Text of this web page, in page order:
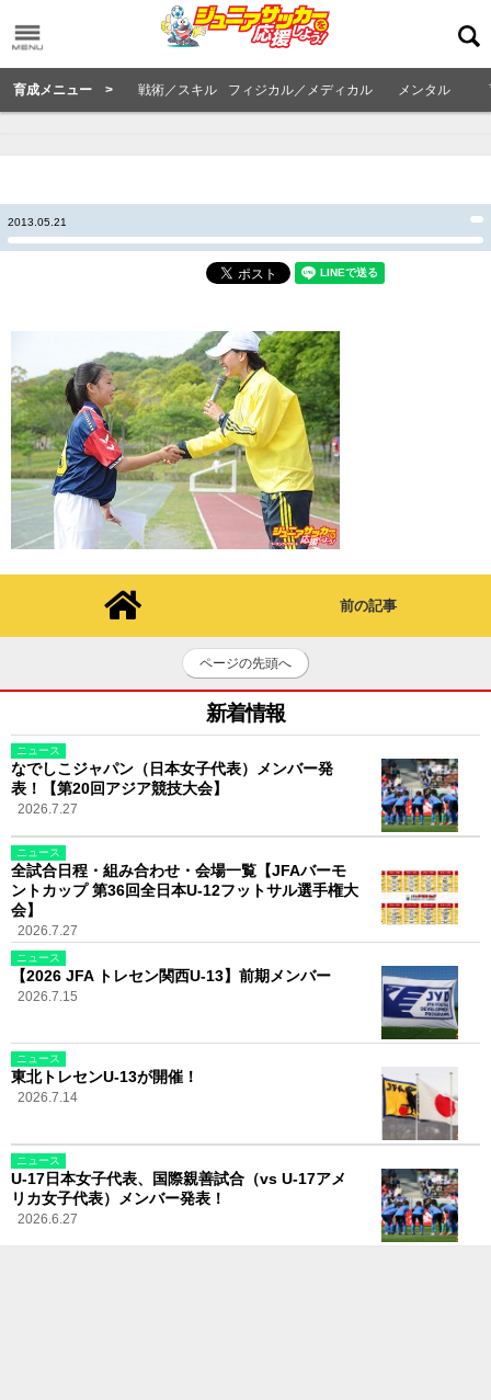
育成メニュー > 戦術／スキル フィジカル／メディカル メンタル
2013.05.21
前の記事
ページの先頭へ
新着情報
ニュース
なでしこジャパン（日本女子代表）メンバー発
表！【第20回アジア競技大会】
2026.7.27
ニュース
全試合日程・組み合わせ・会場一覧【JFAバーモ
ントカップ 第36回全日本U-12フットサル選手権大
会】
2026.7.27
ニュース
【2026 JFA トレセン関西U-13】前期メンバー
2026.7.15
ニュース
東北トレセンU-13が開催！
2026.7.14
ニュース
U-17日本女子代表、国際親善試合（vs U-17アメ
リカ女子代表）メンバー発表！
2026.6.27